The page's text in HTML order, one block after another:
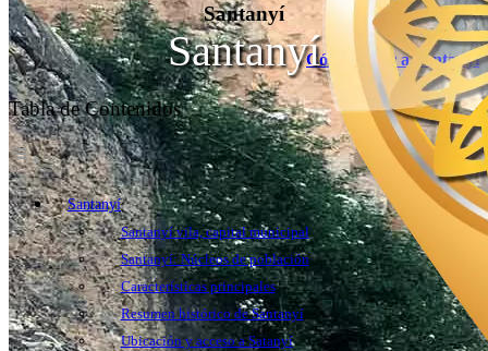
Santanyí
Santanyí
Cómo llegar a Santanyí
Tabla de Contenidos
Santanyí
Santanyí vila, capital municipal
Santanyí: Núcleos de población
Características principales
Resumen histórico de Santanyí
Ubicación y acceso a Satanyí